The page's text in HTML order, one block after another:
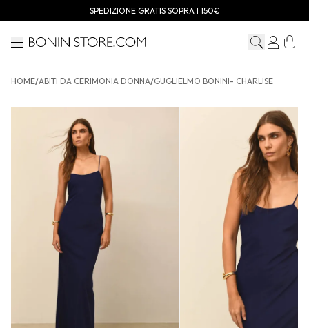
SPEDIZIONE GRATIS SOPRA I 150€
MenuBonini store
HOME/ABITI DA CERIMONIA DONNA/GUGLIELMO BONINI- CHARLISE
GUGLIELMO BONINI- Charlise